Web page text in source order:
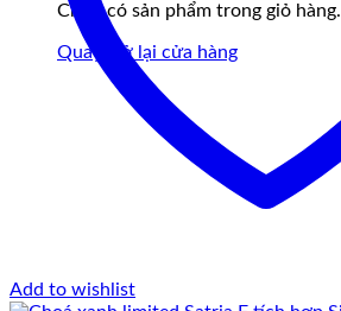
Chưa có sản phẩm trong giỏ hàng.
Quay trở lại cửa hàng
Add to wishlist